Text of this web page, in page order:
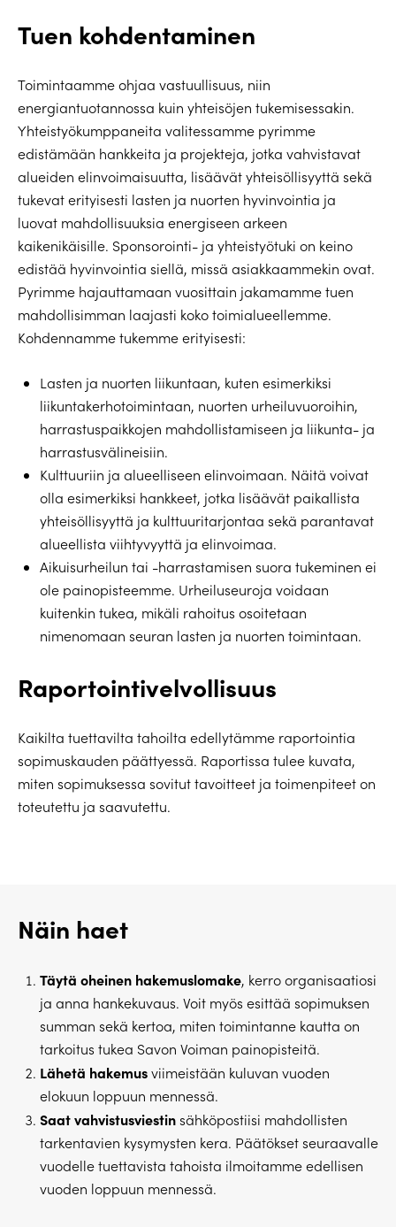
Tuen kohdentaminen
Toimintaamme ohjaa vastuullisuus, niin
energiantuotannossa kuin yhteisöjen tukemisessakin.
Yhteistyökumppaneita valitessamme pyrimme
edistämään hankkeita ja projekteja, jotka vahvistavat
alueiden elinvoimaisuutta, lisäävät yhteisöllisyyttä sekä
tukevat erityisesti lasten ja nuorten hyvinvointia ja
luovat mahdollisuuksia energiseen arkeen
kaikenikäisille. Sponsorointi- ja yhteistyötuki on keino
edistää hyvinvointia siellä, missä asiakkaammekin ovat.
Pyrimme hajauttamaan vuosittain jakamamme tuen
mahdollisimman laajasti koko toimialueellemme.
Kohdennamme tukemme erityisesti:
Lasten ja nuorten liikuntaan, kuten esimerkiksi
liikuntakerhotoimintaan, nuorten urheiluvuoroihin,
harrastuspaikkojen mahdollistamiseen ja liikunta- ja
harrastusvälineisiin.
Kulttuuriin ja alueelliseen elinvoimaan. Näitä voivat
olla esimerkiksi hankkeet, jotka lisäävät paikallista
yhteisöllisyyttä ja kulttuuritarjontaa sekä parantavat
alueellista viihtyvyyttä ja elinvoimaa.
Aikuisurheilun tai -harrastamisen suora tukeminen ei
ole painopisteemme. Urheiluseuroja voidaan
kuitenkin tukea, mikäli rahoitus osoitetaan
nimenomaan seuran lasten ja nuorten toimintaan.
Raportointivelvollisuus
Kaikilta tuettavilta tahoilta edellytämme raportointia
sopimuskauden päättyessä. Raportissa tulee kuvata,
miten sopimuksessa sovitut tavoitteet ja toimenpiteet on
toteutettu ja saavutettu.
Näin haet
Täytä oheinen hakemuslomake, kerro organisaatiosi
ja anna hankekuvaus. Voit myös esittää sopimuksen
summan sekä kertoa, miten toimintanne kautta on
tarkoitus tukea Savon Voiman painopisteitä.
Lähetä hakemusviimeistään kuluvan vuoden
elokuun loppuun mennessä.
Saat vahvistusviestinsähköpostiisi mahdollisten
tarkentavien kysymysten kera. Päätökset seuraavalle
vuodelle tuettavista tahoista ilmoitamme edellisen
vuoden loppuun mennessä.